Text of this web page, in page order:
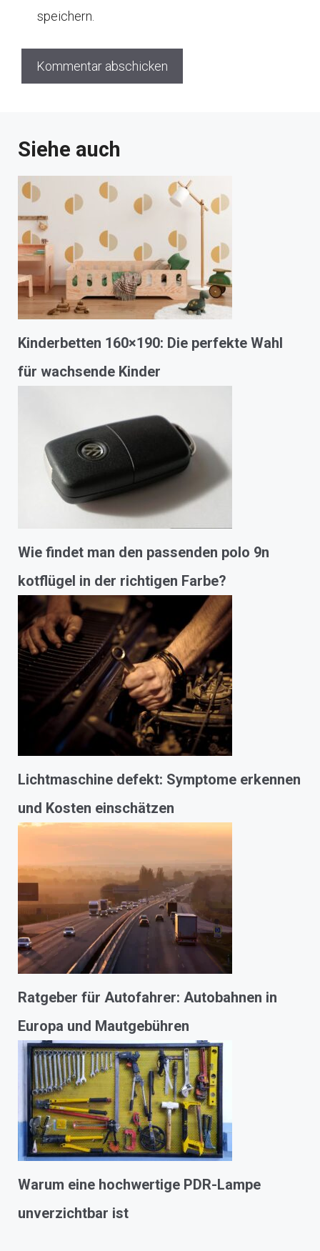
speichern.
Siehe auch
Kinderbetten 160×190: Die perfekte Wahl
für wachsende Kinder
Wie findet man den passenden polo 9n
kotflügel in der richtigen Farbe?
Lichtmaschine defekt: Symptome erkennen
und Kosten einschätzen
Ratgeber für Autofahrer: Autobahnen in
Europa und Mautgebühren
Warum eine hochwertige PDR-Lampe
unverzichtbar ist